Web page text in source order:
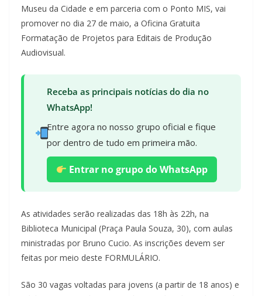
Museu da Cidade e em parceria com o Ponto MIS, vai
promover no dia 27 de maio, a Oficina Gratuita
Formatação de Projetos para Editais de Produção
Audiovisual.
Receba as principais notícias do dia no
WhatsApp!
Entre agora no nosso grupo oficial e fique
por dentro de tudo em primeira mão.
Entrar no grupo do WhatsApp
As atividades serão realizadas das 18h às 22h, na
Biblioteca Municipal (Praça Paula Souza, 30), com aulas
ministradas por Bruno Cucio. As inscrições devem ser
feitas por meio deste FORMULÁRIO.
São 30 vagas voltadas para jovens (a partir de 18 anos) e